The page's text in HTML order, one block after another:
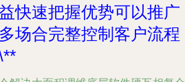
快速把握优势可以推广
场合完整控制客户流程